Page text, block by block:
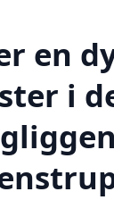
en
i